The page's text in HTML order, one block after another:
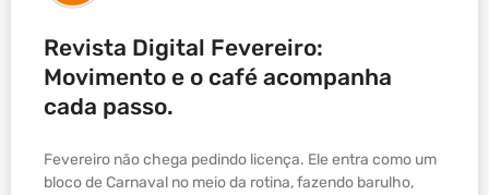
Revista Digital Fevereiro:
Movimento e o café acompanha
cada passo.
Fevereiro não chega pedindo licença. Ele entra como um
bloco de Carnaval no meio da rotina, fazendo barulho,